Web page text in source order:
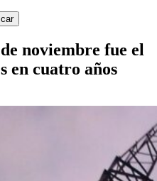
noviembre fue el
en cuatro años